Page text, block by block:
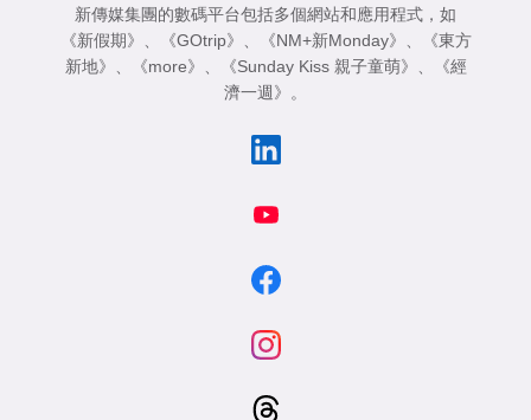
新傳媒集團的數碼平台包括多個網站和應用程式，如
《新假期》
《GOtrip》 《NM+新Monday》
《東方
新地》
《more》 《Sunday Kiss 親子童萌》
《經
濟一週》
。